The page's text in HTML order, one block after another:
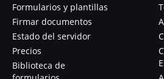
Formularios y plantillas
Firmar documentos
Estado del servidor
Precios
Biblioteca de